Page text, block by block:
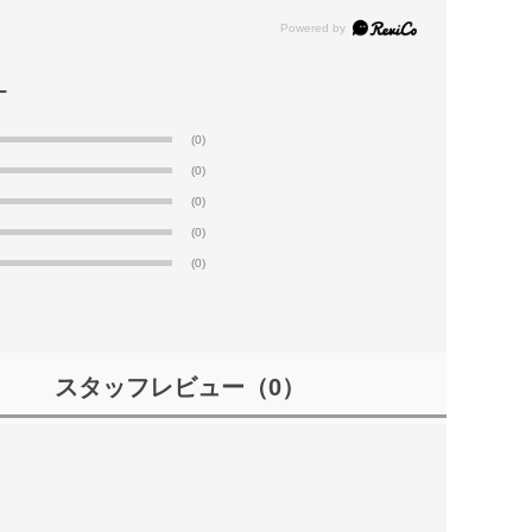
(0)
(0)
(0)
(0)
(0)
スタッフレビュー （0）